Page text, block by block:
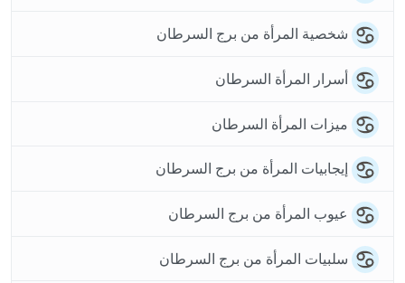
شخصية المرأة من برج السرطان
أسرار المرأة السرطان
ميزات المرأة السرطان
إيجابيات المرأة من برج السرطان
عيوب المرأة من برج السرطان
سلبيات المرأة من برج السرطان